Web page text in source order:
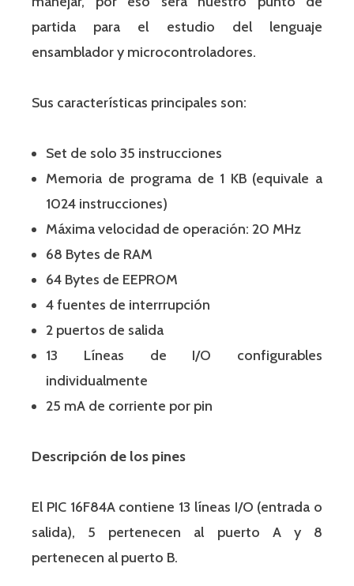
partida para el estudio del lenguaje
ensamblador y microcontroladores.
Sus características principales son:
Set de solo 35 instrucciones
Memoria de programa de 1 KB (equivale a
1024 instrucciones)
Máxima velocidad de operación: 20 MHz
68 Bytes de RAM
64 Bytes de EEPROM
4 fuentes de interrrupción
2 puertos de salida
13 Líneas de I/O configurables
individualmente
25 mA de corriente por pin
Descripción de los pines
El PIC 16F84A contiene 13 líneas I/O (entrada o
salida), 5 pertenecen al puerto A y 8
pertenecen al puerto B.